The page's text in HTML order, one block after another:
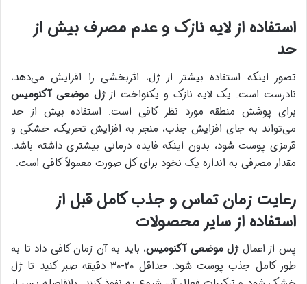
استفاده از لایه نازک و عدم مصرف بیش از
حد
تصور اینکه استفاده بیشتر از ژل، اثربخشی را افزایش می‌دهد،
نادرست است. یک لایه نازک و یکنواخت ازژل موضعی آکنومیس
برای پوشش منطقه مورد نظر کافی است. استفاده بیش از حد
می‌تواند به جای افزایش جذب، منجر به افزایش تحریک، خشکی و
قرمزی پوست شود، بدون اینکه فایده درمانی بیشتری داشته باشد.
مقدار مصرفی به اندازه یک نخود برای کل صورت معمولاً کافی است.
رعایت زمان تماس و جذب کامل قبل از
استفاده از سایر محصولات
پس از اعمالژل موضعی آکنومیس، باید به آن زمان کافی داد تا به
طور کامل جذب پوست شود. حداقل ۲۰-۳۰ دقیقه صبر کنید تا ژل